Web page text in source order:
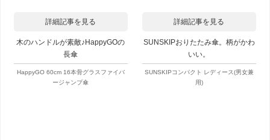
詳細記事を見る
木のハンドルが素敵♪HappyGOの
長傘
HappyGO 60cm 16本骨グラスファイバ
ージャンプ傘
詳細記事を見る
SUNSKIPおりたたみ傘。柄がかわ
いい。
SUNSKIPコンパクト レディース(男女兼
用)